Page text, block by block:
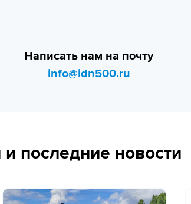
Написать нам на почту
info@idn500.ru
последние новости